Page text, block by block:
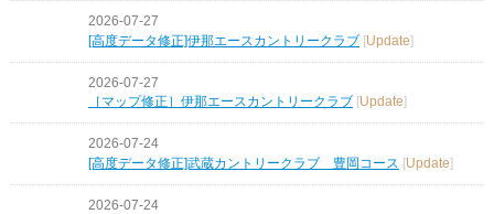
2026-07-27
[高度データ修正]伊那エースカントリークラブ [Update]
2026-07-27
［マップ修正］伊那エースカントリークラブ
Update
2026-07-24
[高度データ修正]武蔵カントリークラブ 豊岡コース [Update]
2026-07-24